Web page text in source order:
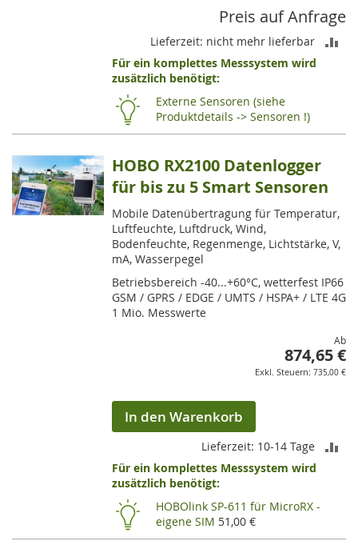
Preis auf Anfrage
Lieferzeit: nicht mehr lieferbar
Für ein komplettes Messsystem wird
zusätzlich benötigt:
Externe Sensoren (siehe
Produktdetails -> Sensoren !)
HOBO RX2100 Datenlogger
für bis zu 5 Smart Sensoren
Mobile Datenübertragung für Temperatur,
Luftfeuchte, Luftdruck, Wind,
Bodenfeuchte, Regenmenge, Lichtstärke, V,
mA, Wasserpegel
Betriebsbereich -40...+60°C, wetterfest IP66
GSM / GPRS / EDGE / UMTS / HSPA+ / LTE 4G
1 Mio. Messwerte
Ab
874,65 €
735,00 €
In den Warenkorb
Lieferzeit: 10-14 Tage
Für ein komplettes Messsystem wird
zusätzlich benötigt:
HOBOlink SP-611 für MicroRX -
eigene SIM 51,00 €